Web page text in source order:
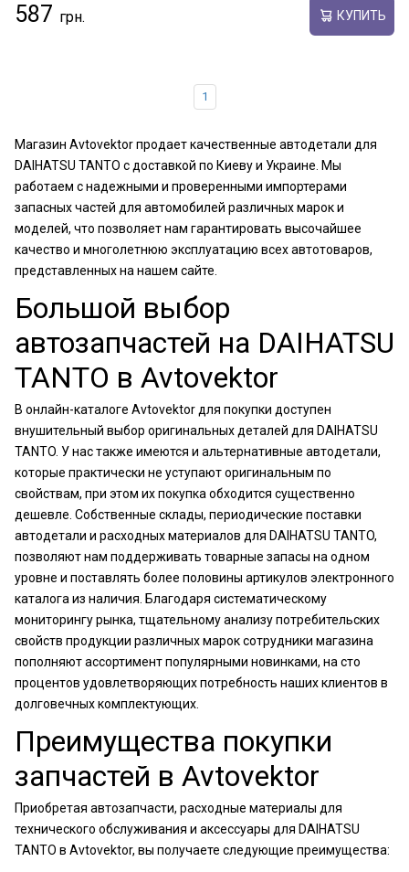
587 КУПИТЬ
1
Магазин Avtovektor продает качественные автодетали для
DAIHATSU TANTO с доставкой по Киеву и Украине. Мы
работаем с надежными и проверенными импортерами
запасных частей для автомобилей различных марок и
моделей, что позволяет нам гарантировать высочайшее
качество и многолетнюю эксплуатацию всех автотоваров,
представленных на нашем сайте.
Большой выбор
автозапчастей на DAIHATSU
TANTO в Avtovektor
В онлайн-каталоге Avtovektor для покупки доступен
внушительный выбор оригинальных деталей для DAIHATSU
TANTO. У нас также имеются и альтернативные автодетали,
которые практически не уступают оригинальным по
свойствам, при этом их покупка обходится существенно
дешевле. Собственные склады, периодические поставки
автодетали и расходных материалов для DAIHATSU TANTO,
позволяют нам поддерживать товарные запасы на одном
уровне и поставлять более половины артикулов электронного
каталога из наличия. Благодаря систематическому
мониторингу рынка, тщательному анализу потребительских
свойств продукции различных марок сотрудники магазина
пополняют ассортимент популярными новинками, на сто
процентов удовлетворяющих потребность наших клиентов в
долговечных комплектующих.
Преимущества покупки
запчастей в Avtovektor
Приобретая автозапчасти, расходные материалы для
технического обслуживания и аксессуары для DAIHATSU
TANTO в Avtovektor, вы получаете следующие преимущества: